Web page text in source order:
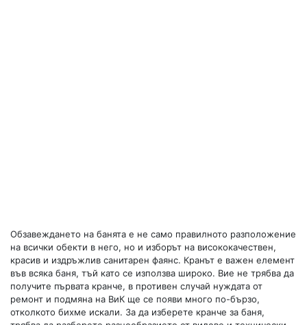
Обзавеждането на банята е не само правилното разположение
на всички обекти в него, но и изборът на висококачествен,
красив и издръжлив санитарен фаянс. Кранът е важен елемент
във всяка баня, тъй като се използва широко. Вие не трябва да
получите първата кранче, в противен случай нуждата от
ремонт и подмяна на ВиК ще се появи много по-бързо,
отколкото бихме искали. За да изберете кранче за баня,